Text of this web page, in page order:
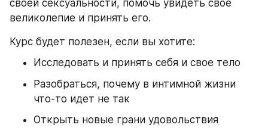
своей сексуальности, помочь увидеть свое
великолепие и принять его.
Курс будет полезен, если вы хотите:
Исследовать и принять себя и свое тело
Разобраться, почему в интимной жизни
что-то идет не так
Открыть новые грани удовольствия